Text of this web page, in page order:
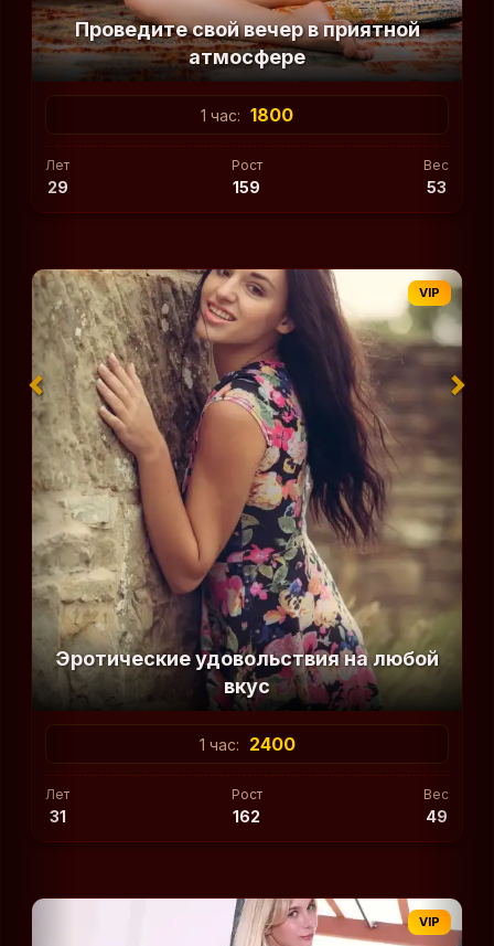
Проведите свой вечер в приятной
атмосфере
1 час: 1800
Лет
29
Рост
159
Вес
53
VIP
Эротические удовольствия на любой
вкус
1 час: 2400
Лет
31
Рост
162
Вес
49
VIP